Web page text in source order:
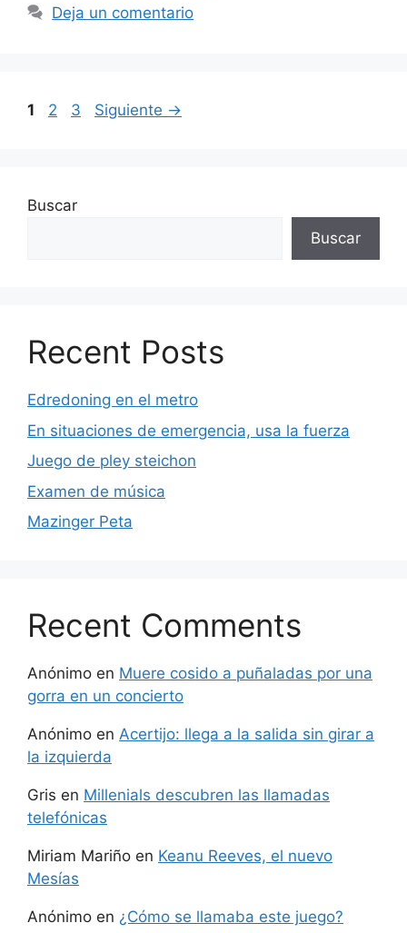
Deja un comentario
Página
1 Página
2 Página
3 Siguiente →
Buscar
Buscar
Recent Posts
Edredoning en el metro
En situaciones de emergencia, usa la fuerza
Juego de pley steichon
Examen de música
Mazinger Peta
Recent Comments
Anónimo en Muere cosido a puñaladas por una
gorra en un concierto
Anónimo en Acertijo: llega a la salida sin girar a
la izquierda
Gris en Millenials descubren las llamadas
telefónicas
Miriam Mariño en Keanu Reeves, el nuevo
Mesías
Anónimo en ¿Cómo se llamaba este juego?